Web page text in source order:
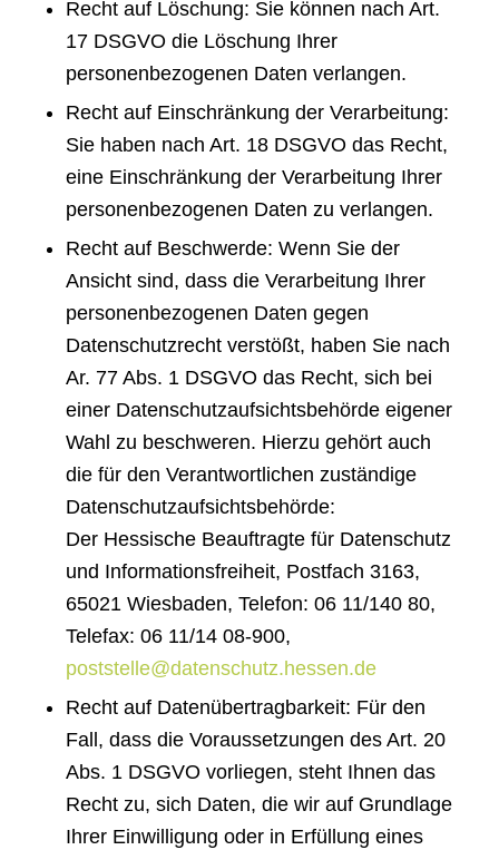
Recht auf Löschung: Sie können nach Art.
17 DSGVO die Löschung Ihrer
personenbezogenen Daten verlangen.
Recht auf Einschränkung der Verarbeitung:
Sie haben nach Art. 18 DSGVO das Recht,
eine Einschränkung der Verarbeitung Ihrer
personenbezogenen Daten zu verlangen.
Recht auf Beschwerde: Wenn Sie der
Ansicht sind, dass die Verarbeitung Ihrer
personenbezogenen Daten gegen
Datenschutzrecht verstößt, haben Sie nach
Ar. 77 Abs. 1 DSGVO das Recht, sich bei
einer Datenschutzaufsichtsbehörde eigener
Wahl zu beschweren. Hierzu gehört auch
die für den Verantwortlichen zuständige
Datenschutzaufsichtsbehörde:
Der Hessische Beauftragte für Datenschutz
und Informationsfreiheit, Postfach 3163,
65021 Wiesbaden, Telefon: 06 11/140 80,
Telefax: 06 11/14 08-900,
poststelle@datenschutz.hessen.de
Recht auf Datenübertragbarkeit: Für den
Fall, dass die Voraussetzungen des Art. 20
Abs. 1 DSGVO vorliegen, steht Ihnen das
Recht zu, sich Daten, die wir auf Grundlage
Ihrer Einwilligung oder in Erfüllung eines